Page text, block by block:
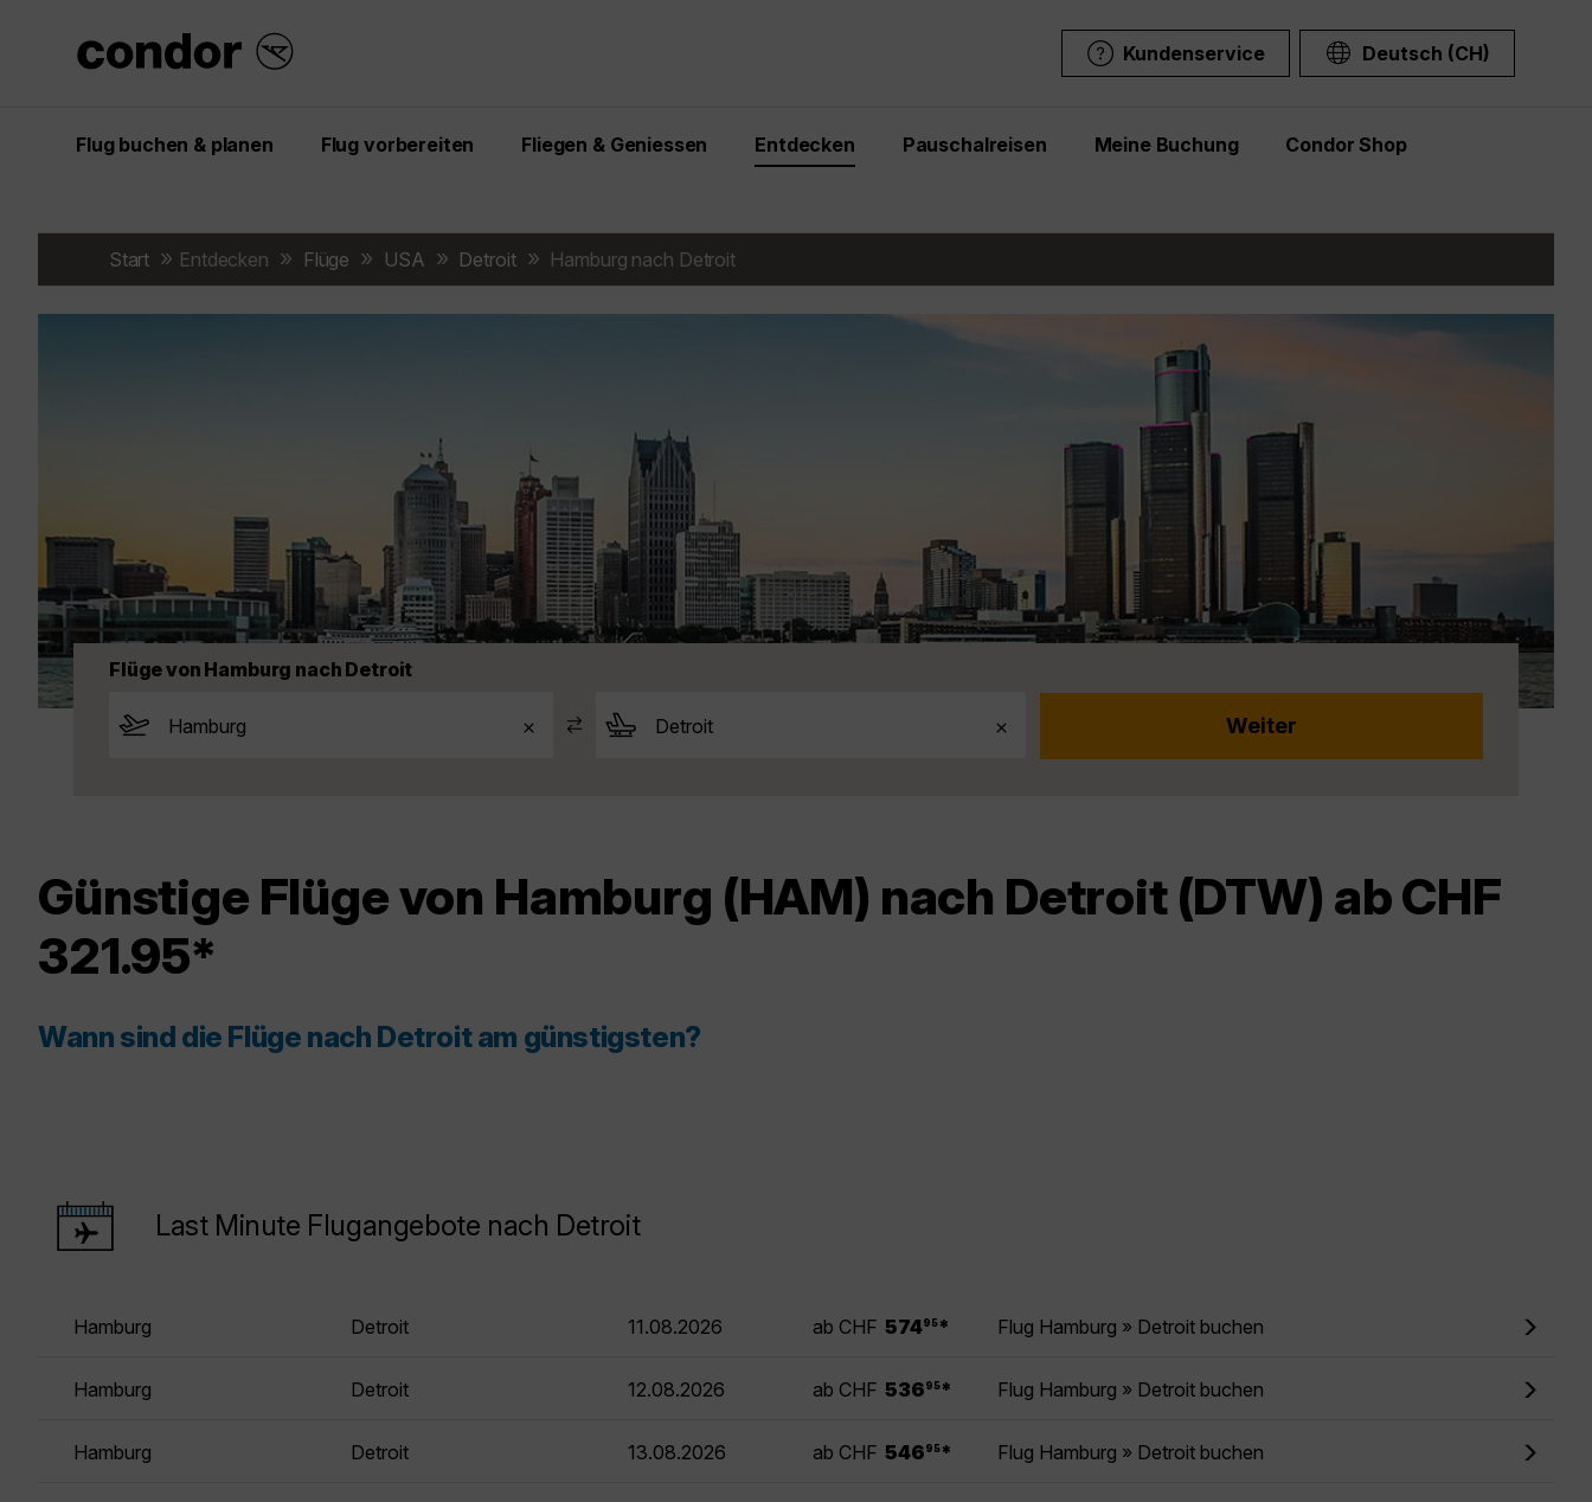
Kundenservice Deutsch (CH)
Flug buchen & planen Flug vorbereiten Fliegen & Geniessen Entdecken Pauschalreisen Meine Buchung Condor Shop
Start Entdecken Flüge USA Detroit Hamburg nach Detroit
Flüge von Hamburg nach Detroit
Günstige Flüge von Hamburg (HAM) nach Detroit (DTW) ab CHF
321.95*
Wann sind die Flüge nach Detroit am günstigsten?
Last Minute Flugangebote nach Detroit
Hamburg Detroit 11.08.2026 ab CHF 57495 * Flug Hamburg » Detroit buchen
Hamburg Detroit 12.08.2026 ab CHF 536 95 * Flug Hamburg » Detroit buchen
Hamburg Detroit 13.08.2026 ab CHF 546 95 * Flug Hamburg » Detroit buchen